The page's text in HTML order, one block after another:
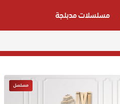
مسلسلات مدبلجة
مسلسل